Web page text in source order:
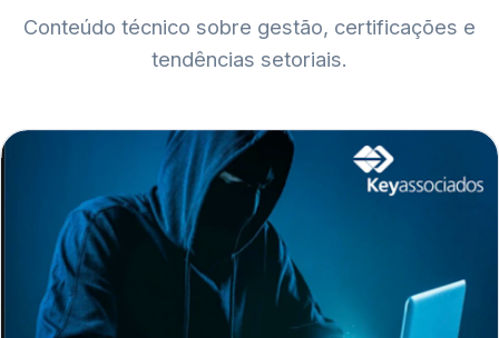
Conteúdo técnico sobre gestão, certificações e
tendências setoriais.